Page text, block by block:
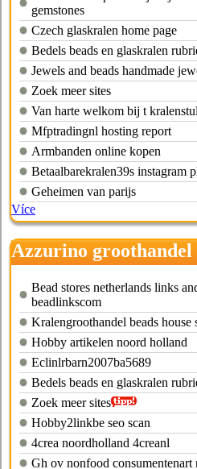
gemstones
Czech glaskralen home page
Bedels beads en glaskralen
Jewels and beads handmade
Zoek meer sites
Van harte welkom bij t
Mfptradingnl hosting report
Armbanden online kopen
Betaalbarekralen39s instagram
Geheimen van parijs
Více
Azzurino
Bead stores netherlands links
beadlinkscom
Kralengroothandel beads house
Hobby artikelen noord holland
Eclinlrbarn2007ba5689
Bedels beads en glaskralen
Zoek meer sites
Hobby2linkbe seo scan
4crea noordholland 4creanl
Gh ov nonfood consumentenart